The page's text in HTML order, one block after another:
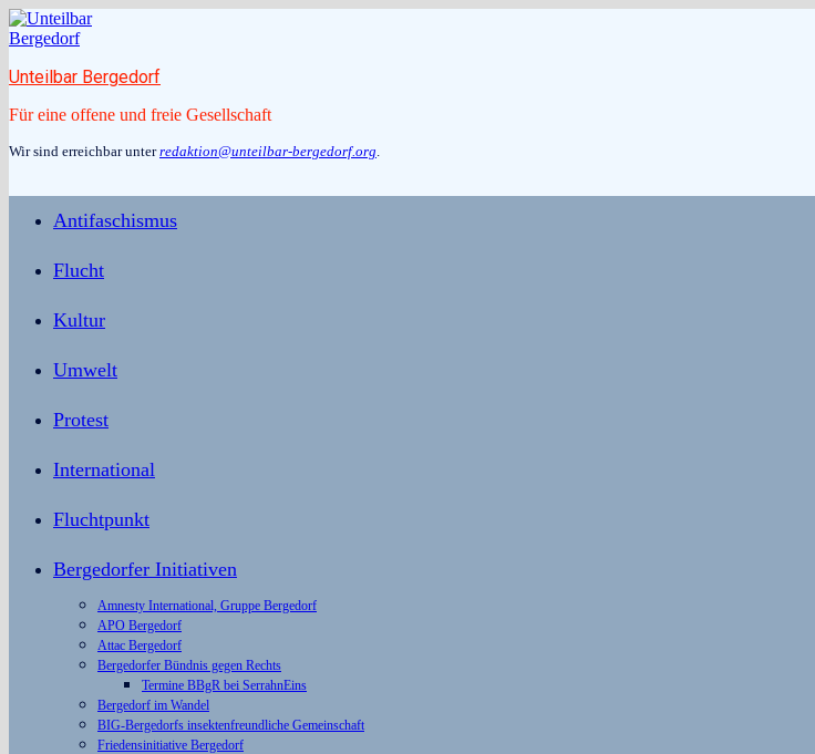
Zum
Inhalt
Unteilbar Bergedorf
Für eine offene und freie Gesellschaft
Wir sind erreichbar unterredaktion@unteilbar-bergedorf.org.
Antifaschismus
Flucht
Kultur
Umwelt
Protest
International
Fluchtpunkt
Bergedorfer Initiativen
Amnesty International, Gruppe Bergedorf
APO Bergedorf
Attac Bergedorf
Bergedorfer Bündnis gegen Rechts
Termine BBgR bei SerrahnEins
Bergedorf im Wandel
BIG-Bergedorfs insektenfreundliche Gemeinschaft
Friedensinitiative Bergedorf